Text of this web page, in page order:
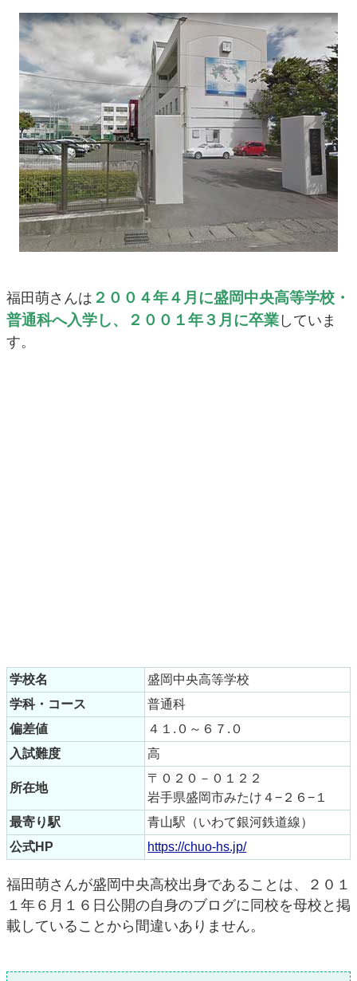
福田萌さんは ２００４年４月に盛岡中央高等学校・
普通科へ入学し、２００１年３月に卒業 していま
す。
学校名
盛岡中央高等学校
学科・コース
普通科
偏差値
４１.０～６７.０
入試難度
高
所在地
〒０２０－０１２２
岩手県盛岡市みたけ４−２６−１
最寄り駅
青山駅（いわて銀河鉄道線）
公式HP
https://chuo-hs.jp/
福田萌さんが盛岡中央高校出身であることは、２０１
１年６月１６日公開の自身のブログに同校を母校と掲
載していることから間違いありません。